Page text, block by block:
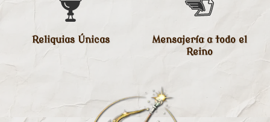
Reliquias Únicas
Mensajería a todo el
Reino